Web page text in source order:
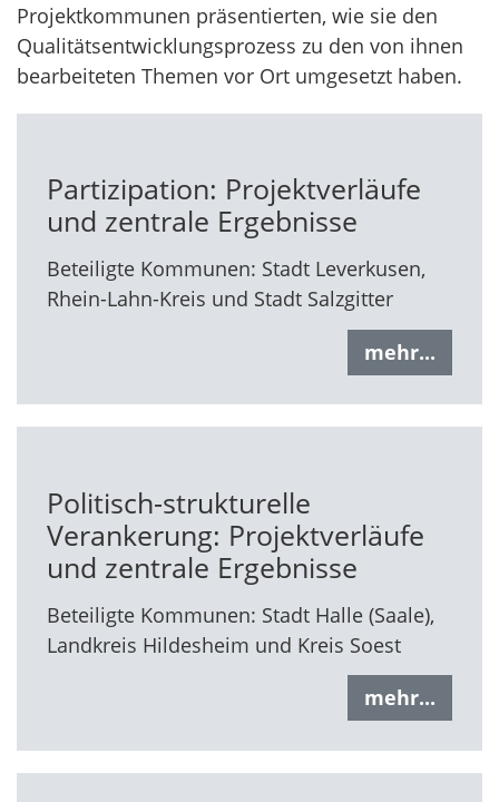
Projektkommunen präsentierten, wie sie den
Qualitätsentwicklungsprozess zu den von ihnen
bearbeiteten Themen vor Ort umgesetzt haben.
Partizipation: Projektverläufe
und zentrale Ergebnisse
Beteiligte Kommunen: Stadt Leverkusen,
Rhein-Lahn-Kreis und Stadt Salzgitter
mehr...
Politisch-strukturelle
Verankerung: Projektverläufe
und zentrale Ergebnisse
Beteiligte Kommunen: Stadt Halle (Saale),
Landkreis Hildesheim und Kreis Soest
mehr...